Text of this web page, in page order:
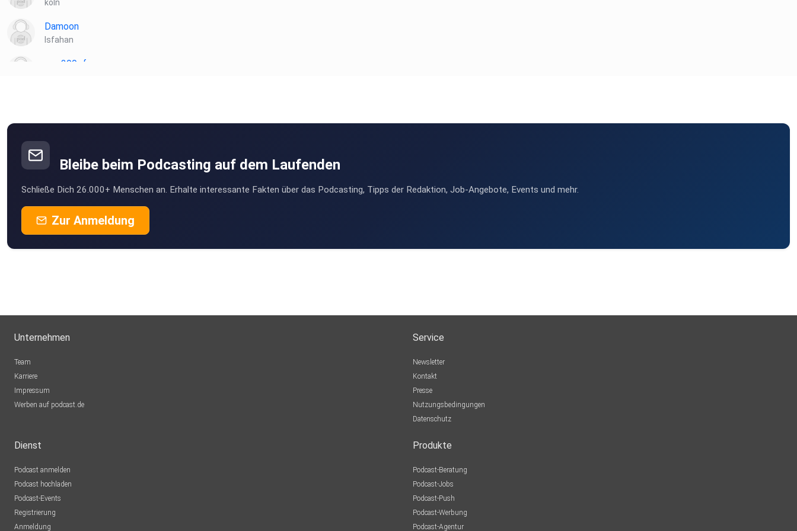
köln
Damoon
Isfahan
znw399cf
s2nr
Berlin
TomWerner
Glauchau
Deneb
Gggh
Ulelona
hhhb6vvh
5qrjmonw
Dornbirn
Bleibe beim Podcasting auf dem Laufenden
Schließe Dich 26.000+ Menschen an. Erhalte interessante Fakten über das Podcasting, Tipps der Redaktion, Job-Angebote, Events und mehr.
Zur Anmeldung
Unternehmen
Team
Karriere
Impressum
Werben auf podcast.de
Service
Newsletter
Kontakt
Presse
Nutzungsbedingungen
Datenschutz
Dienst
Podcast anmelden
Podcast hochladen
Podcast-Events
Registrierung
Anmeldung
Produkte
Podcast-Beratung
Podcast-Jobs
Podcast-Push
Podcast-Werbung
Podcast-Agentur